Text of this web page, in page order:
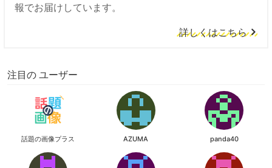
報でお届けしています。
詳しくはこちら
注目の ユーザー
話題の画像プラス AZUMA panda40